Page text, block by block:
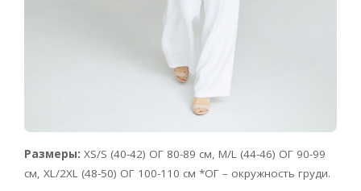
Размеры: XS/S (40-42) ОГ 80-89 см, M/L (44-46) ОГ 90-99
см, XL/2XL (48-50) ОГ 100-110 см *ОГ – окружность груди.